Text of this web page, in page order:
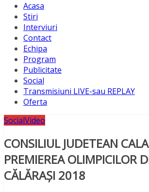
Acasa
Stiri
Interviuri
Contact
Echipa
Program
Publicitate
Social
Transmisiuni LIVE-sau REPLAY
Oferta
SocialVideo
CONSILIUL JUDETEAN
PREMIEREA OLIMPICILOR
CĂLĂRAȘI 2018